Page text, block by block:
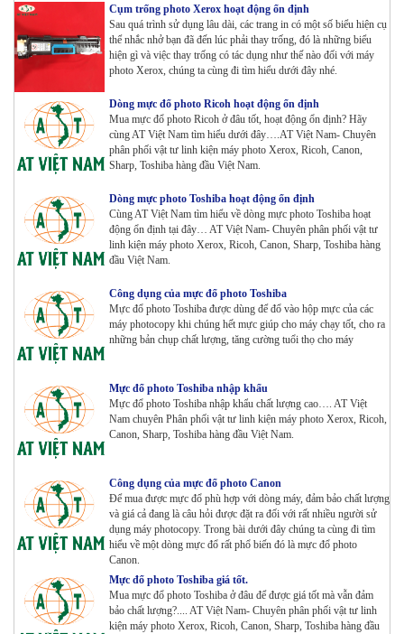
Máy Photocopy Konica Minolta Bizhub 360i Renew
Tham Khảo
Máy Photocopy màu Toshiba E-Studio 4515AC Renew
Tham Khảo
Tham Khảo
Tham Khảo
Bộ Mực 4 màu Konica Minolta Bizhub C1085 | 6085 |
HÃNG_ USA
Tham Khảo
Máy Photocopy Ricoh MP 7503 Renew
Tham Khảo
Máy photocopy Ricoh IM 7000
Tham Khảo
Máy in Laser Đơn năng G&G P2022W_in Wifi
Tham Khảo
Cụm trống photo Xerox hoạt động ổn định
Sau quá trình sử dụng lâu dài, các trang in có một số biểu hiện cụ
thể nhắc nhở bạn đã đến lúc phải thay trống, đó là những biểu
hiện gì và việc thay trống có tác dụng như thế nào đối với máy
photo Xerox, chúng ta cùng đi tìm hiểu dưới đây nhé.
Dòng mực đổ photo Ricoh hoạt động ổn định
Mua mực đổ photo Ricoh ở đâu tốt, hoạt động ổn định? Hãy
cùng AT Việt Nam tìm hiểu dưới đây….AT Việt Nam- Chuyên
phân phối vật tư linh kiện máy photo Xerox, Ricoh, Canon,
Sharp, Toshiba hàng đầu Việt Nam.
Dòng mực photo Toshiba hoạt động ổn định
Cùng AT Việt Nam tìm hiểu về dòng mực photo Toshiba hoạt
động ổn định tại đây… AT Việt Nam- Chuyên phân phối vật tư
linh kiện máy photo Xerox, Ricoh, Canon, Sharp, Toshiba hàng
đầu Việt Nam.
Công dụng của mực đổ photo Toshiba
Mực đổ photo Toshiba được dùng để đổ vào hộp mực của các
máy photocopy khi chúng hết mực giúp cho máy chạy tốt, cho ra
những bản chụp chất lượng, tăng cường tuổi thọ cho máy
Mực đổ photo Toshiba nhập khẩu
Mực đổ photo Toshiba nhập khẩu chất lượng cao…. AT Việt
Nam chuyên Phân phối vật tư linh kiện máy photo Xerox, Ricoh,
Canon, Sharp, Toshiba hàng đầu Việt Nam.
Công dụng của mực đổ photo Canon
Để mua được mực đổ phù hợp với dòng máy, đảm bảo chất lượng
và giá cả đang là câu hỏi được đặt ra đối với rất nhiều người sử
dụng máy photocopy. Trong bài dưới đây chúng ta cùng đi tìm
hiểu về một dòng mực đổ rất phổ biến đó là mực đổ photo
Canon.
Mực đổ photo Toshiba giá tốt.
Mua mực đổ photo Toshiba ở đâu để được giá tốt mà vẫn đảm
bảo chất lượng?.... AT Việt Nam- Chuyên phân phối vật tư linh
kiện máy photo Xerox, Ricoh, Canon, Sharp, Toshiba hàng đầu